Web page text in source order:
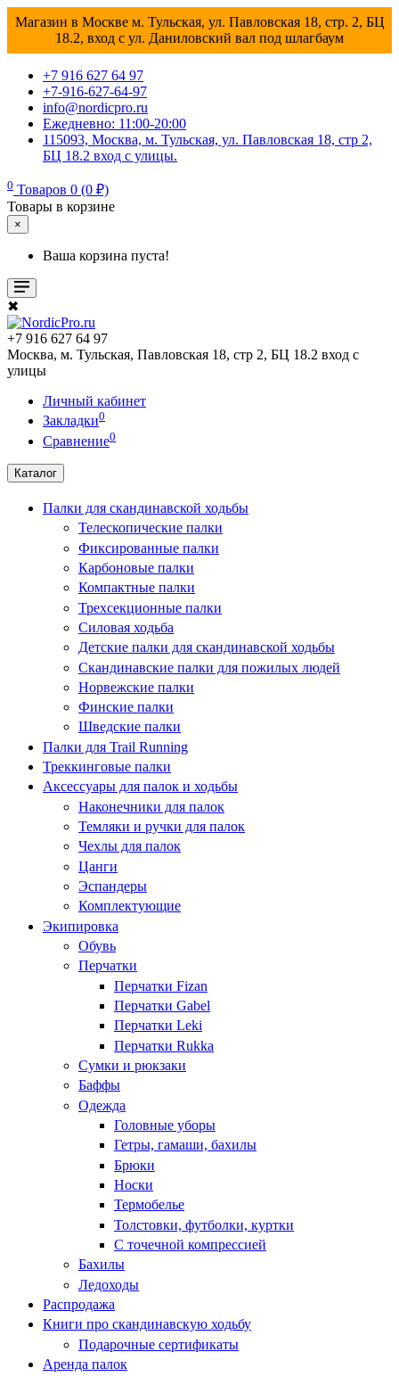
Магазин в Москве м. Тульская, ул. Павловская 18, стр. 2, БЦ
18.2, вход с ул. Даниловский вал под шлагбаум
+7 916 627 64 97
+7-916-627-64-97
info@nordicpro.ru
Ежедневно: 11:00-20:00
115093, Москва, м. Тульская, ул. Павловская 18, стр 2,
БЦ 18.2 вход с улицы.
0 Товаров 0 (0 ₽)
Товары в корзине
×
Ваша корзина пуста!
✖
+7 916 627 64 97
Москва, м. Тульская, Павловская 18, стр 2, БЦ 18.2 вход с
улицы
Личный кабинет
Закладки0
Сравнение0
Каталог
Палки для скандинавской ходьбы
Телескопические палки
Фиксированные палки
Карбоновые палки
Компактные палки
Трехсекционные палки
Силовая ходьба
Детские палки для скандинавской ходьбы
Скандинавские палки для пожилых людей
Норвежские палки
Финские палки
Шведские палки
Палки для Trail Running
Треккинговые палки
Аксессуары для палок и ходьбы
Наконечники для палок
Темляки и ручки для палок
Чехлы для палок
Цанги
Эспандеры
Комплектующие
Экипировка
Обувь
Перчатки
Перчатки Fizan
Перчатки Gabel
Перчатки Leki
Перчатки Rukka
Сумки и рюкзаки
Баффы
Одежда
Головные уборы
Гетры, гамаши, бахилы
Брюки
Носки
Термобелье
Толстовки, футболки, куртки
С точечной компрессией
Бахилы
Ледоходы
Распродажа
Книги про скандинавскую ходьбу
Подарочные сертификаты
Аренда палок